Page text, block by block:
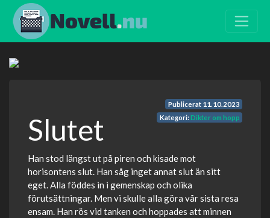
Publicerat 11.10.2023
Kategori:Dikter om hopp
Slutet
Han stod längst ut på piren och kisade mot
horisontens slut. Han såg inget annat slut än sitt
eget. Alla föddes in i gemenskap och olika
förutsättningar. Men vi skulle alla göra vår sista resa
ensam. Han rös vid tanken och hoppades att minnen